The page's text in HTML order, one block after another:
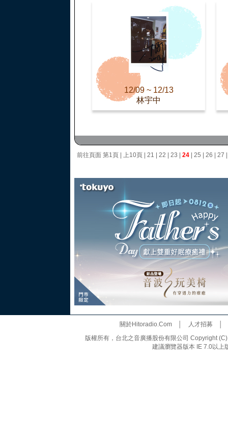
12/09 ~ 12/13
林宇中
前往頁面 第1頁 上10頁 21 22 23 24 25 26 27
關於Hitoradio.Com│ 人才招募
版權所有，台北之音廣播股份有限公司 Copyright
建議瀏覽器版本 IE 7.0以上